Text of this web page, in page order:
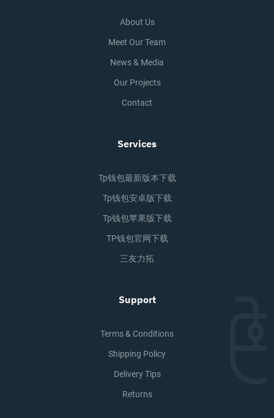
About Us
Meet Our Team
News & Media
Our Projects
Contact
Services
Tp钱包最新版本下载
Tp钱包安卓版下载
Tp钱包苹果版下载
TP钱包官网下载
三友力拓
Support
Terms & Conditions
Shipping Policy
Delivery Tips
Returns